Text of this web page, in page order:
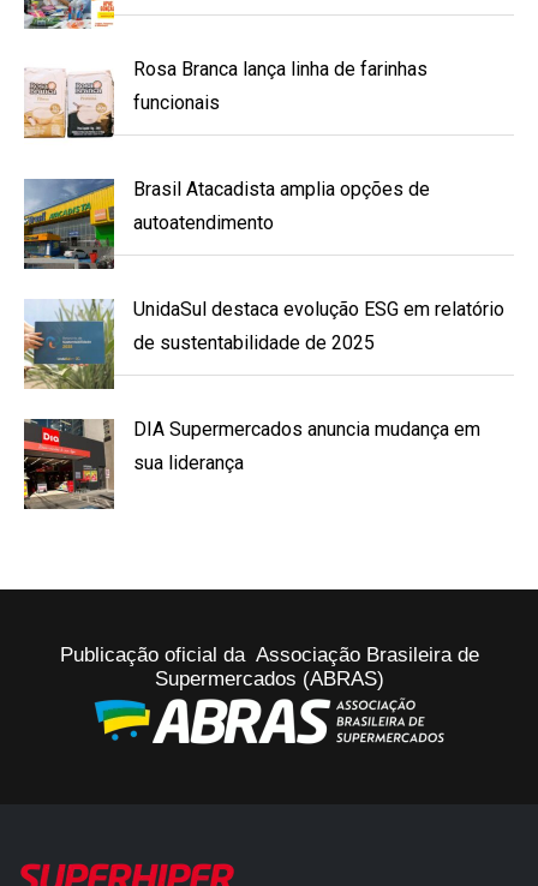
Rosa Branca lança linha de farinhas
funcionais
Brasil Atacadista amplia opções de
autoatendimento
UnidaSul destaca evolução ESG em relatório
de sustentabilidade de 2025
DIA Supermercados anuncia mudança em
sua liderança
Publicação oficial da Associação Brasileira de
Supermercados (ABRAS)